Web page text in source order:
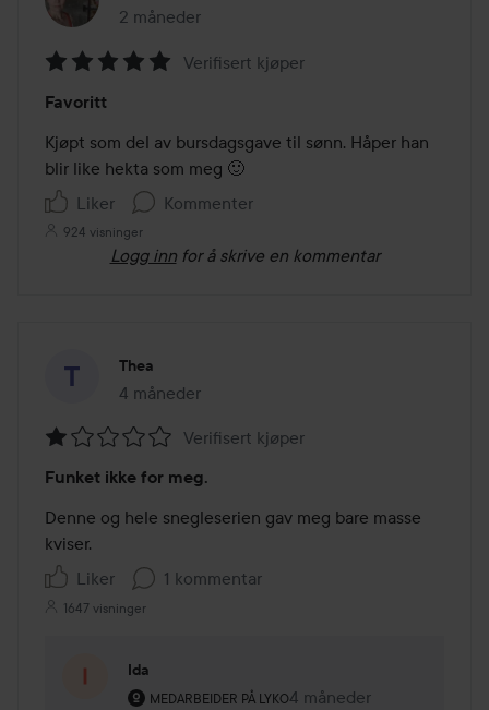
2 måneder
Innlegget ble opprettet 2 måneder
5
av
5
Verifisert kjøper
Favoritt
Kjøpt som del av bursdagsgave til sønn. Håper han
blir like hekta som meg 🙂
Liker
Kommenter
924 visninger
Logg inn for å skrive en kommentar
Thea
4 måneder
Innlegget ble opprettet 4 måneder
1
av
5
Verifisert kjøper
Funket ikke for meg.
Denne og hele snegleserien gav meg bare masse
kviser.
Liker
1 kommentar
1647 visninger
Ida
MEDARBEIDER PÅ LYKO
Brukerens rolle: Medarbeider på Lyko.
4 måneder
Kommentaren lades 4